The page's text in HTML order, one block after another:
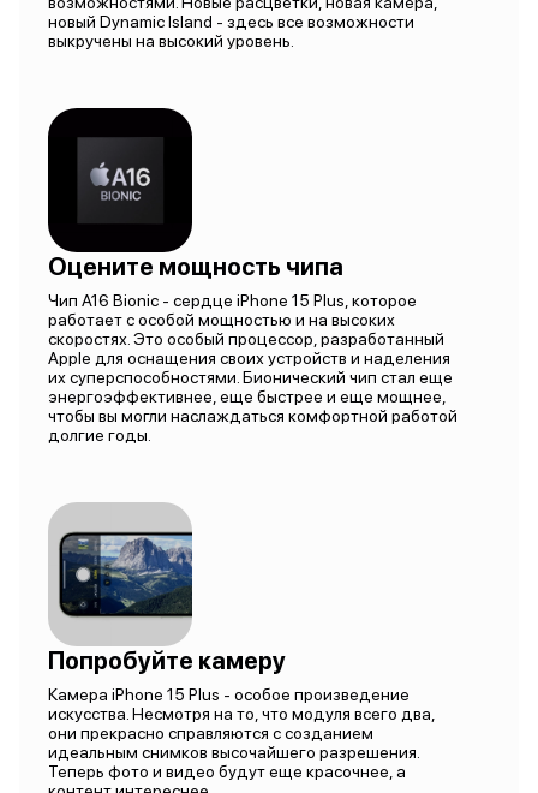
новый Dynamic Island - здесь все возможности
выкручены на высокий уровень.
Оцените мощность чипа
Чип A16 Bionic - сердце iPhone 15 Plus, которое
работает с особой мощностью и на высоких
скоростях. Это особый процессор, разработанный
Apple для оснащения своих устройств и наделения
их суперспособностями. Бионический чип стал еще
энергоэффективнее, еще быстрее и еще мощнее,
чтобы вы могли наслаждаться комфортной работой
долгие годы.
Попробуйте камеру
Камера iPhone 15 Plus - особое произведение
искусства. Несмотря на то, что модуля всего два,
они прекрасно справляются с созданием
идеальным снимков высочайшего разрешения.
Теперь фото и видео будут еще красочнее, а